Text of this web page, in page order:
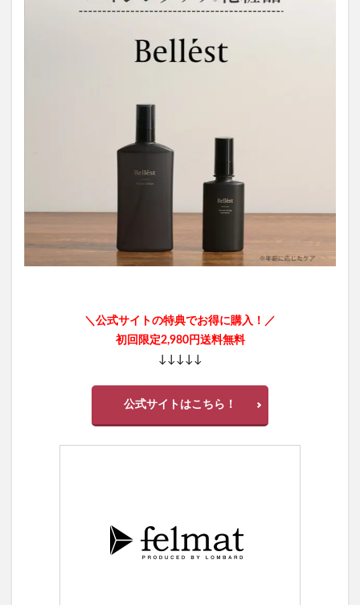
＼公式サイトの特典でお得に購入！／
初回限定2,980円送料無料
↓↓↓↓↓
公式サイトはこちら！